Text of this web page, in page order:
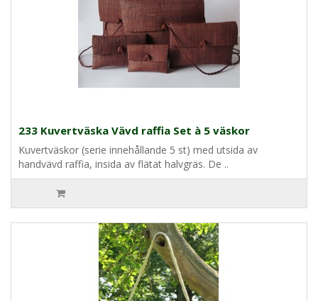
233 Kuvertväska Vävd raffia Set à 5 väskor
Kuvertväskor (serie innehållande 5 st) med utsida av
handvävd raffia, insida av flätat halvgräs. De ..